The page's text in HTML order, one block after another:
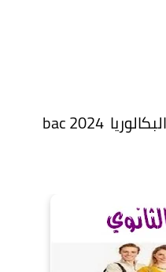
تأكيد التسجيل في امتحان البكالوريا 2024 bac